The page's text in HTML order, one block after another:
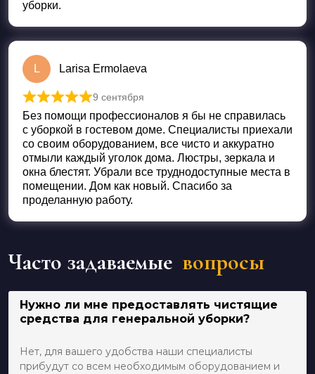
уборки.
L Larisa Ermolaeva
Оценка
9 сентября
Без помощи профессионалов я бы не справилась
с уборкой в гостевом доме. Специалисты приехали
со своим оборудованием, все чисто и аккуратно
отмыли каждый уголок дома. Люстры, зеркала и
окна блестят. Убрали все труднодоступные места в
помещении. Дом как новый. Спасибо за
проделанную работу.
Часто задаваемые вопросы
Нужно ли мне предоставлять чистящие
средства для генеральной уборки?
Нет, для вашего удобства наши специалисты
прибудут со всем необходимым оборудованием и